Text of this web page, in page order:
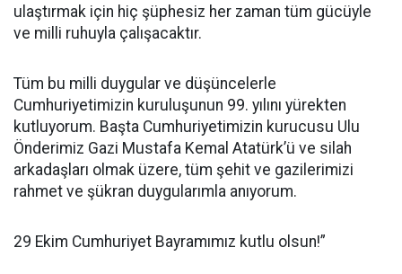
ulaştırmak için hiç şüphesiz her zaman tüm gücüyle
ve milli ruhuyla çalışacaktır.
Tüm bu milli duygular ve düşüncelerle
Cumhuriyetimizin kuruluşunun 99. yılını yürekten
kutluyorum. Başta Cumhuriyetimizin kurucusu Ulu
Önderimiz Gazi Mustafa Kemal Atatürk’ü ve silah
arkadaşları olmak üzere, tüm şehit ve gazilerimizi
rahmet ve şükran duygularımla anıyorum.
29 Ekim Cumhuriyet Bayramımız kutlu olsun!”